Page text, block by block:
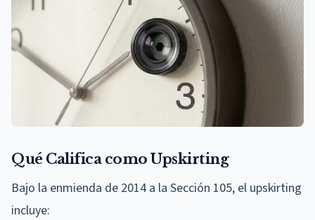
Qué Califica como Upskirting
Bajo la enmienda de 2014 a la Sección 105, el upskirting
incluye: